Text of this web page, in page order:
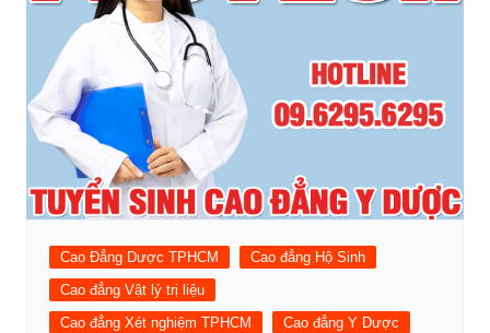
Cao Đẳng Dược TPHCM
Cao đẳng Hộ Sinh
Cao đẳng Vật lý trị liệu
Cao đẳng Xét nghiệm TPHCM
Cao đẳng Y Dược